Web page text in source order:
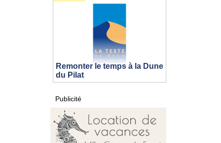
Remonter le temps à la Dune
du Pilat
Publicité